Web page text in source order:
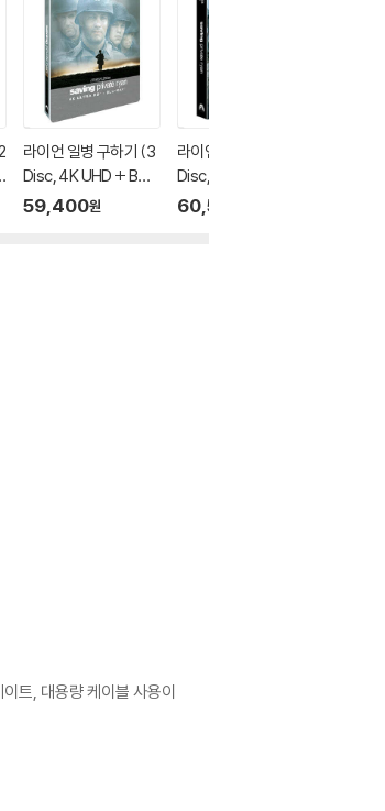
라이언 일병 구하기 (3
Disc, 4K UHD + BD
+ Bonus BD, 쿼터슬
59,400원
라이언 일병 구하기 (3
Disc, 4K UHD + BD
+ Bonus BD, 렌티큘
60,500
트, 대용량 케이블 사용이